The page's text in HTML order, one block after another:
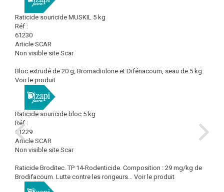
Raticide souricide MUSKIL 5 kg
Réf :
61230
Article SCAR
Non visible site Scar
Bloc extrudé de 20 g, Bromadiolone et Difénacoum, seau de 5 kg.
Voir le produit
Raticide souricide bloc 5 kg
Réf :
61229
Article SCAR
Non visible site Scar
Raticide Broditec. TP 14-Rodenticide. Composition : 29 mg/kg de
Brodifacoum. Lutte contre les rongeurs... Voir le produit